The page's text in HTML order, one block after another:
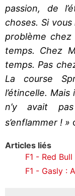
passion, de
choses. Si vous
problème chez
temps. Chez
temps. Pas
La course
l’étincelle.
n’y avait
s’enflammer ! »
Articles liés
F1 - Red
F1 - Gasly :